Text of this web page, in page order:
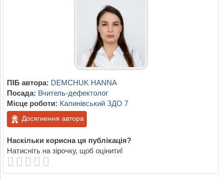
ПІБ автора: DEMCHUK HANNA
Посада: Вчитель-дефектолог
Місце роботи: Калинівський ЗДО 7
Досягнення автора
Наскільки корисна ця публікація?
Натисніть на зірочку, щоб оцінити!